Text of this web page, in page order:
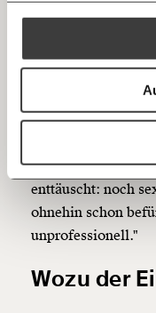
Mehr Informationen:
Ich spende
20€
150€
Du erhältst
RSS
Berichte das Bild.
"Zwölf Stunden
Grenzübergang)
Einheimischen
einer sehr
aus Salzburg: "Am
enttäuscht: noch
ohnehin schon
unprofessionell."
Wozu der